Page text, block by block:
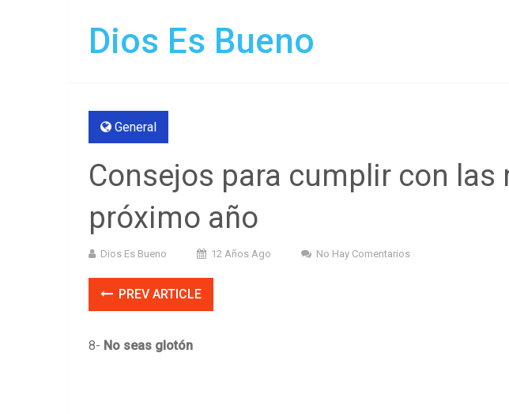
Dios Es Bueno
General
Consejos para cumplir con las
próximo año
Dios Es Bueno 12 Años Ago No Hay Comentarios
PREV ARTICLE
8- No seas glotón